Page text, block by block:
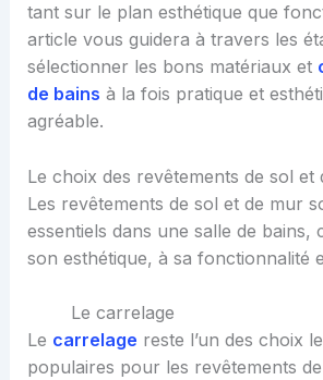
tant sur le plan esthétique que
article vous guidera à travers les
sélectionner les bons matériaux et
de bains à la fois pratique et
agréable.
Le choix des revêtements de sol et
Les revêtements de sol et de mur
essentiels dans une salle de bains,
son esthétique, à sa fonctionnalité
Le carrelage
Le carrelage reste l’un des choix
populaires pour les revêtements